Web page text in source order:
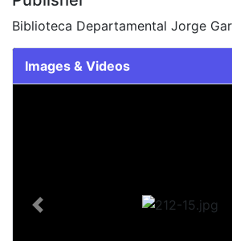
Biblioteca Departamental Jorge
Images & Videos
Previous